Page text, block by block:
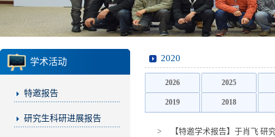
学术活动
特邀报告
研究生科研进展报告
2020
2026 2025
2019 2018
>
【特邀学术报告】于肖飞 研